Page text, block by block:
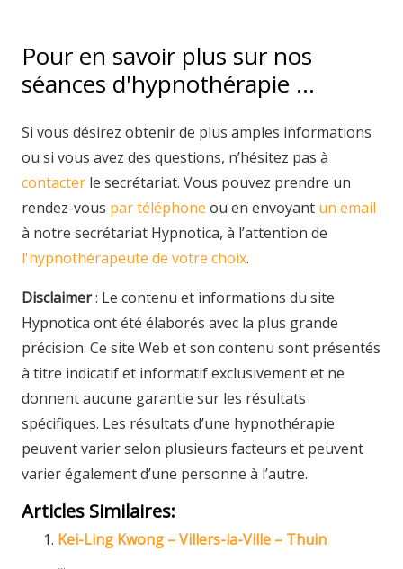
Pour en savoir plus sur nos
séances d'hypnothérapie …
Si vous désirez obtenir de plus amples informations
ou si vous avez des questions, n’hésitez pas à
contacter le secrétariat. Vous pouvez prendre un
rendez-vous par téléphone ou en envoyant un email
à notre secrétariat Hypnotica, à l’attention de
l'hypnothérapeute de votre choix.
Disclaimer: Le contenu et informations du site
Hypnotica ont été élaborés avec la plus grande
précision. Ce site Web et son contenu sont présentés
à titre indicatif et informatif exclusivement et ne
donnent aucune garantie sur les résultats
spécifiques. Les résultats d’une hypnothérapie
peuvent varier selon plusieurs facteurs et peuvent
varier également d’une personne à l’autre.
Articles Similaires:
Kei-Ling Kwong – Villers-la-Ville – Thuin
...